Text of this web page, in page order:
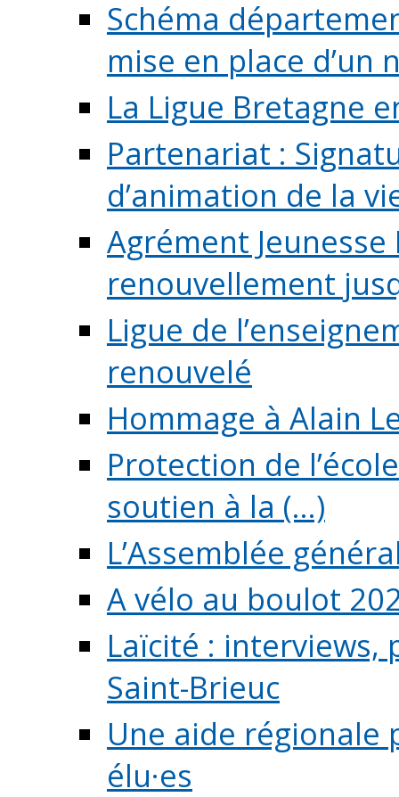
Schéma
mise en place d’un
La Ligue Bretagne
Partenariat :
d’animation de la
Agrément
renouvellement
Ligue de
renouvelé
Hommage à Alain
Protection de
soutien à la (...)
L’Assemblée
A vélo au boulot
Laïcité :
Saint-Brieuc
Une aide régionale
élu·es